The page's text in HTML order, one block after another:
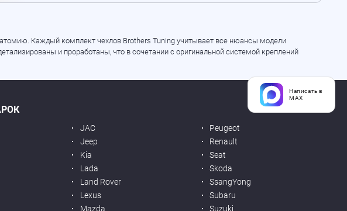
Каждый комплект чехлов Brothers Tuning учитывает все нюансы модели
и проработаны, что в сочетании с оригинальной системой креплений
JAC
Jeep
Kia
Lada
Land Rover
Lexus
Mazda
Peugeot
Renault
Seat
Skoda
SsangYong
Subaru
Suzuki
Написать в
MAX